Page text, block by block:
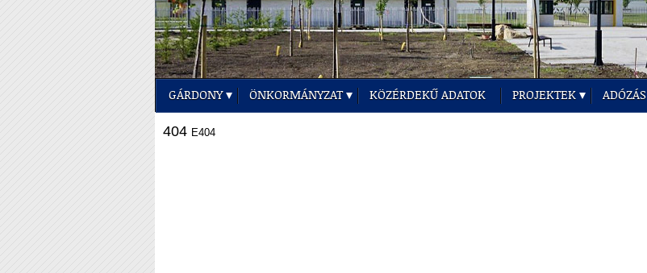
GÁRDONY ÖNKORMÁNYZAT KÖZÉRDEKŰ ADATOK PROJEKTEK ADÓZÁS
404 E404